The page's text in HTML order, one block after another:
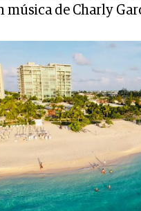
música de Charly